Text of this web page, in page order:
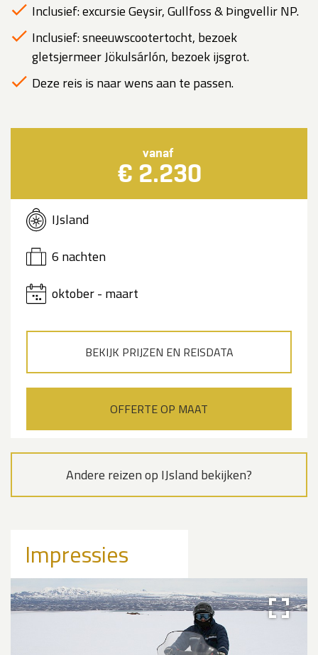
Inclusief: excursie Geysir, Gullfoss & Þingvellir NP.
Inclusief: sneeuwscootertocht, bezoek
gletsjermeer Jökulsárlón, bezoek ijsgrot.
Deze reis is naar wens aan te passen.
vanaf
€ 2.230
IJsland
6 nachten
oktober - maart
BEKIJK PRIJZEN EN REISDATA
OFFERTE OP MAAT
Andere reizen op IJsland bekijken?
Impressies